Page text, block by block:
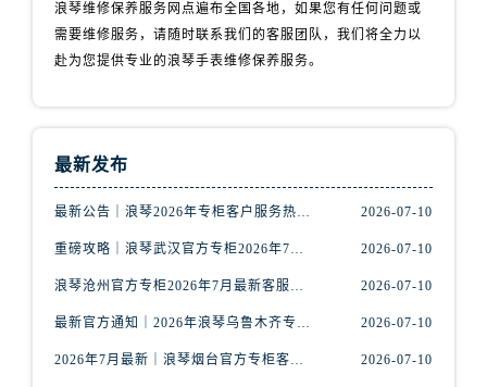
山西省太原市迎泽区迎泽街道解放路15号亨得利名表维修授权店3楼浪琴售后服务中心（需提前预约）
浪琴维修保养服务网点遍布全国各地，如果您有任何问题或
需要维修服务，请随时联系我们的客服团队，我们将全力以
赴为您提供专业的浪琴手表维修保养服务。
最新发布
最新公告｜浪琴2026年专柜客户服务热线中国区7月（含核验攻略） 2026-07-10
重磅攻略｜浪琴武汉官方专柜2026年7月客户服务电话权威核验 2026-07-10
浪琴沧州官方专柜2026年7月最新客服电话｜门店信息+服务攻略 2026-07-10
最新官方通知｜2026年浪琴乌鲁木齐专柜服务信息整合，客服热线7月已更新 2026-07-10
2026年7月最新｜浪琴烟台官方专柜客户服务热线全攻略，门店信息一网打尽 2026-07-10